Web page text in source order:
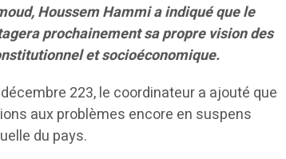
Houssem Hammi a indiqué que le
prochainement sa propre vision des
et socioéconomique.
223, le coordinateur a ajouté que
aux problèmes encore en suspens
du pays.